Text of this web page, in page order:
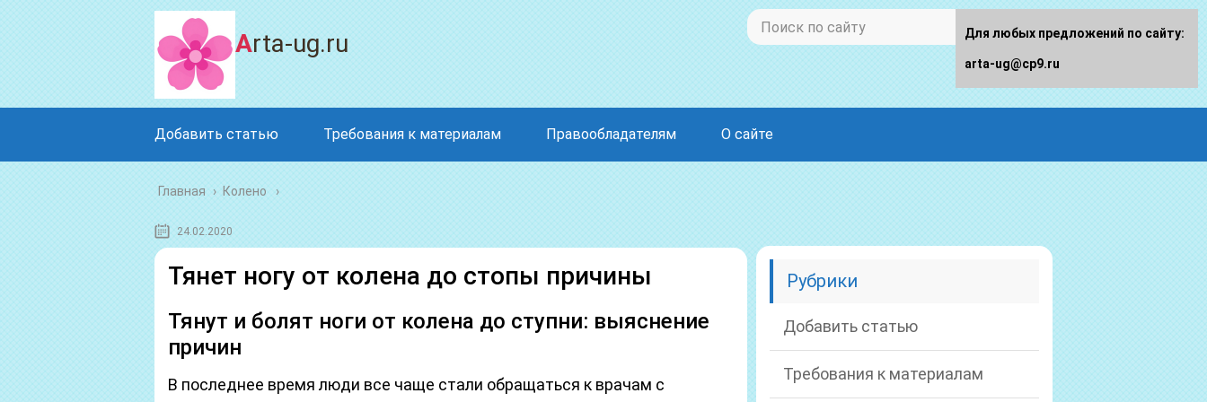
Arta-ug.ru
Добавить статью Требования к материалам Правообладателям О сайте
Главная › Колено
24.02.2020
Тянет ногу от колена до стопы причины
Тянут и болят ноги от колена до ступни: выяснение
причин
В последнее время люди все чаще стали обращаться к врачам с
Рубрики
Добавить статью
Требования к материалам
Для любых предложений по сайту:
arta-ug@cp9.ru